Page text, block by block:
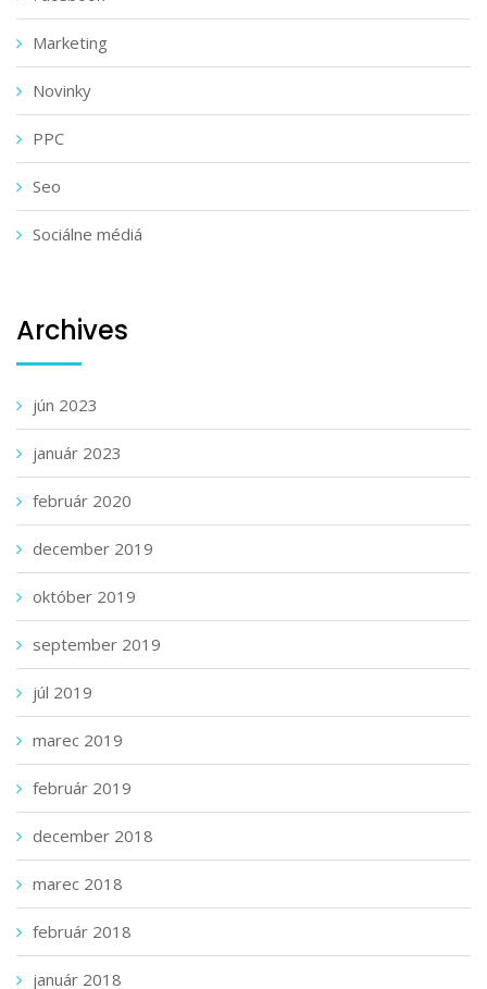
Marketing
Novinky
PPC
Seo
Sociálne médiá
Archives
jún 2023
január 2023
február 2020
december 2019
október 2019
september 2019
júl 2019
marec 2019
február 2019
december 2018
marec 2018
február 2018
január 2018